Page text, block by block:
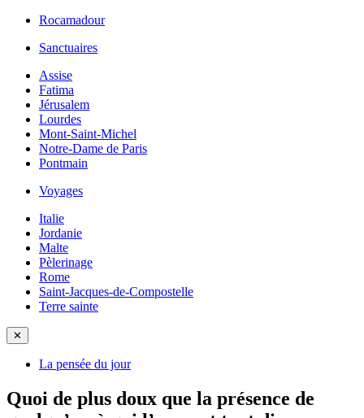
Rocamadour
Sanctuaires
Assise
Fatima
Jérusalem
Lourdes
Mont-Saint-Michel
Notre-Dame de Paris
Pontmain
Voyages
Italie
Jordanie
Malte
Pèlerinage
Rome
Saint-Jacques-de-Compostelle
Terre sainte
✕
La pensée du jour
Quoi de plus doux que la présence de